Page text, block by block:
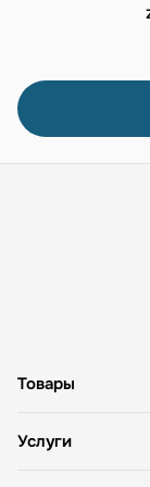
Товары
Услуги